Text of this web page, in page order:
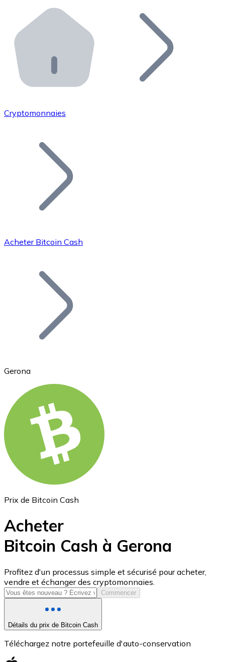
Distributeurs automatiques Bitnovo
Intégrez un ATM Bitnovo dans votre entreprise et
API Bitnovo
Intégrez notre API dans votre écosystème.
Rejoignez notre réseau de distributeurs et
Ajoutez le token de votre projet à notre service
Bitcoin
Ethereum
USD Coin
USDC
Cryptomonnaies
Acheter Bitcoin Cash
Gerona
Prix de Bitcoin Cash
Acheter
Bitcoin Cash à Gerona
Profitez d'un processus simple et sécurisé pour acheter,
vendre et échanger des cryptomonnaies.
Commencer
Détails du prix de Bitcoin Cash
Téléchargez notre portefeuille d'auto-conservation